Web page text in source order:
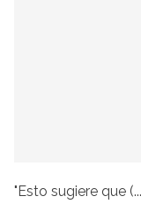
"Esto sugiere que